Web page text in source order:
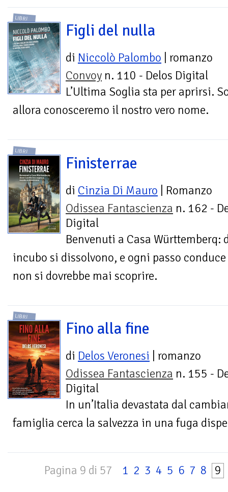
LIBRI
Figli del nulla
di Niccolò Palombo | romanzo
Convoy n. 110 - Delos Digital
L’Ultima Soglia sta per aprirsi.
allora conosceremo il nostro vero nome.
LIBRI
Finisterrae
di Cinzia Di Mauro | Romanzo
Odissea Fantascienza n. 162 -
Digital
Benvenuti a Casa Württemberq:
incubo si dissolvono, e ogni passo
non si dovrebbe mai scoprire.
LIBRI
Fino alla fine
di Delos Veronesi | romanzo
Odissea Fantascienza n. 155 -
Digital
In un’Italia devastata dal
famiglia cerca la salvezza in una fuga
Pagina 9 di 57 1 2 3 4 5 6 7 8 9